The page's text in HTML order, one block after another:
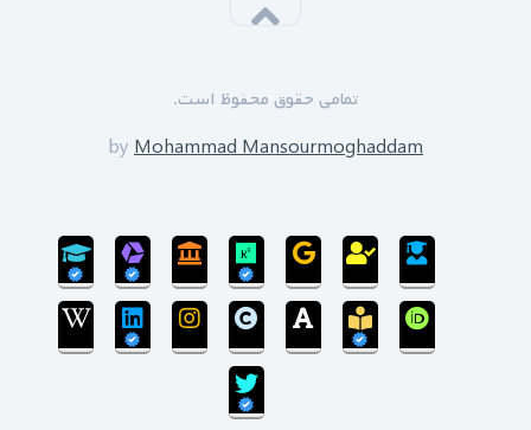
محمد منصورمقدم
سی‌ام‌ شهریورماه 1399:
بروزرسانی سایت پایان یافته است و سایت در مرحله
انتقال پایگاه داده می‌باشد.
تمامی حقوق محفوظ است.
by Mohammad Mansourmoghaddam